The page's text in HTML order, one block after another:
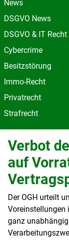
News
DSGVO News
DSGVO & IT Recht
Cybercrime
Besitzstörung
Immo-Recht
Privatrecht
Strafrecht
Verbot
auf
Der OGH urteilt
Voreinstellungen
ganz